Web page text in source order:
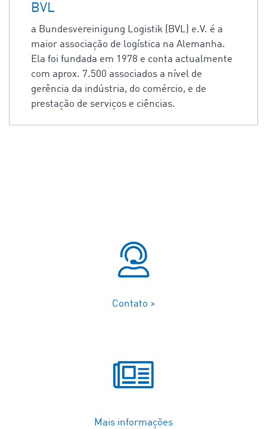
BVL
a Bundesvereinigung Logistik (BVL) e.V. é a
maior associação de logística na Alemanha.
Ela foi fundada em 1978 e conta actualmente
com aprox. 7.500 associados a nível de
gerência da indústria, do comércio, e de
prestação de serviços e ciências.
Contato >
Mais informações